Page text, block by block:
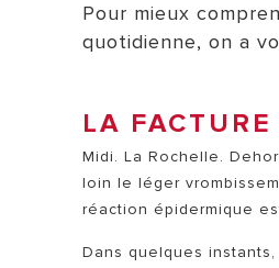
Pour mieux
quotidienne, on a
LA
Midi. La Rochelle.
loin le léger
réaction épidermique
Dans quelques